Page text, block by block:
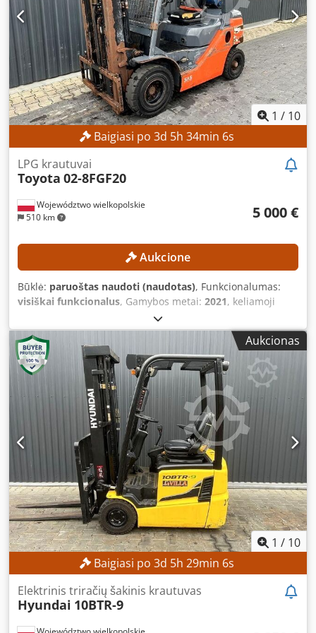
1 / 10
Baigiasi po 3d 5h 34min 4s
Województwo wielkopolskie
510 km
LPG krautuvai
Toyota 02-8FGF20
5 000 €
Aukcione
Būklė: paruoštas naudoti (naudotas), Funkcionalumas:
visiškai funkcionalus, Gamybos metai: 2021, keliamoji
, kėlimo aukštis:
1 330 mm, stiebo tipas:triplex, statybinis aukštis:1 975
mm, Nėra minimalios kainos – garantuojamas pardavimas
už aukščiausią pasiūlymą! TECHNINĖS CHARAKTERISTIKOS
Keltuvės talpa: 2 000 kg Kėlimo aukštis: 4 300 mm Laisvasis
kėlimo aukštis: 1 330 mm Bendras aukštis: 1 975 mm
ĮRANGO CHARAKTERISTIKOS Kuro tipas: dujos Stiebo tipas:
trigubas Dsdpozrgddefx Ablokr ISO klasė: 2 Keltuvės talpos
diapazonas, ISO klasė 2: 1 000–2 500 kg ĮRANGA 3-iasis
vožtuvas Išorinė nuoroda: SL15670SLO
Aukcionas
1 / 10
Baigiasi po 3d 5h 29min 4s
Elektrinis triračių šakinis krautuvas
Hyundai 10BTR-9